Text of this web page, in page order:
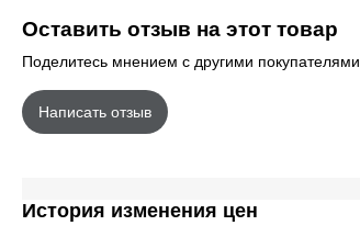
Оставить отзыв на этот товар
Поделитесь мнением с другими покупателями
Написать отзыв
История изменения цен